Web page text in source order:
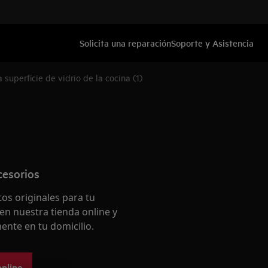
Solicita una reparaciónSoporte y Asistencia
superficie de vidrio de la cocina (1)
originales para tu
nuestra tienda online y
en tu domicilio.